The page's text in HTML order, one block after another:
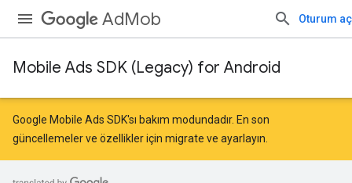
AdMob Oturum aç
Mobile Ads SDK (Legacy) for Android
Google Mobile Ads SDK'sı bakım modundadır. En son
güncellemeler ve özellikler için migrate ve ayarlayın